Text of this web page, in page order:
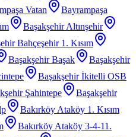
Vatan
Bayrampaşa
Başakşehir Altınşehir
Bahçeşehir 1. Kısım
Başakşehir Başak
Başakşehir
Başakşehir İkitelli OSB
Şahintepe
Başakşehir
Bakırköy Ataköy 1. Kısım
Bakırköy Ataköy 3-4-11.